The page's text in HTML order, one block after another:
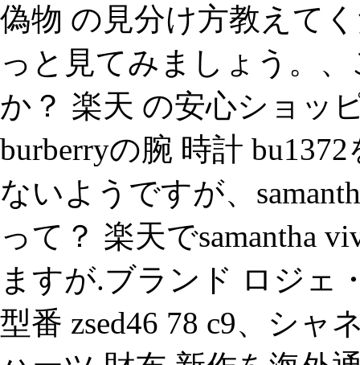
偽物 の見分け方教えて
っと見てみましょう。
か？ 楽天 の安心ショッ
burberryの腕 時計
ないようですが、
って？ 楽天でsamantha
ますが.ブランド ロジェ
型番 zsed46 78 c9、シャ